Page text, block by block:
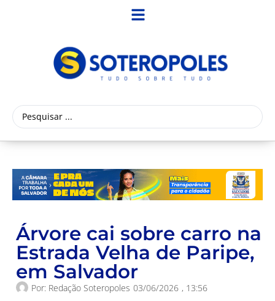
Árvore cai sobre carro na
Estrada Velha de Paripe,
em Salvador
Por: Redação Soteropoles 03/06/2026 , 13:56